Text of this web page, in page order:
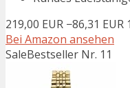
219,00 EUR −86,31 EUR
Bei Amazon ansehen
SaleBestseller Nr. 11